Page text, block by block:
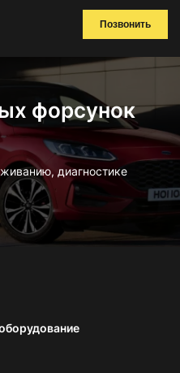
Позвонить
форсунок
диагностике